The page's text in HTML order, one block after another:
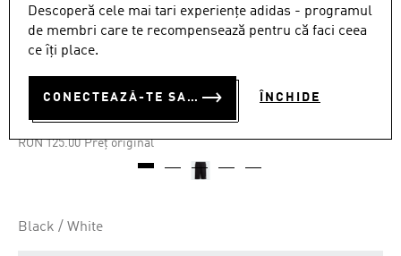
Descoperă cele mai tari experiențe adidas - programul
de membri care te recompensează pentru că faci ceea
ce îți place.
CONECTEAZĂ-TE SAU ÎNSCRIE-TE ACUM ÎNCHIDE
Oferta pe timp limitat
U 3S WN SHORT
RON 81.25
RON 62.50 Cel mai mic preț anterior
Preț original
Preț redus de la
RON 125.00la
Black / White